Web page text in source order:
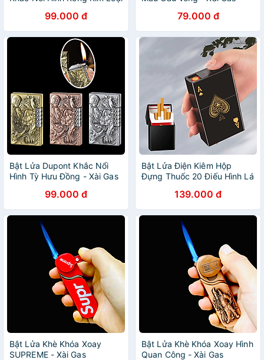
99.000 đ 79.000 đ
Bật Lửa Dupont Khắc Nổi
Hình Tỳ Hưu Đồng - Xài Gas
99.000 đ
Bật Lửa Điện Kiêm Hộp
Đựng Thuốc 20 Điếu Hình Lá
139.000 đ
Bật Lửa Khè Khóa Xoay
SUPREME - Xài Gas
Bật Lửa Khè Khóa Xoay Hình
Quan Công - Xài Gas